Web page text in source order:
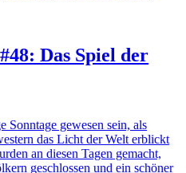
Das Spiel der
Sonntage gewesen sein, als
das Licht der Welt erblickt
an diesen Tagen gemacht,
geschlossen und ein schöner